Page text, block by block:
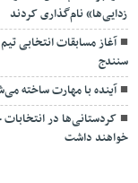
زدایی‌ها» نام‌گذاری کردند
آغاز مسابقات انتخابی
سنندج
آینده با مهارت ساخته
کردستانی‌ها در
خواهند داشت